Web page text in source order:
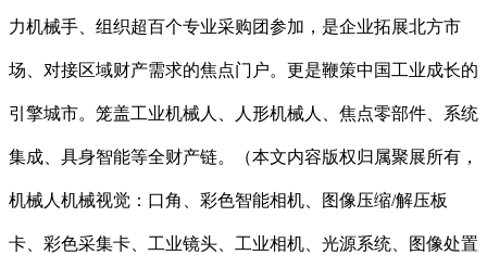
力机械手、组织超百个专业采购团参加，是企业拓展北方市
场、对接区域财产需求的焦点门户。更是鞭策中国工业成长的
引擎城市。笼盖工业机械人、人形机械人、焦点零部件、系统
集成、具身智能等全财产链。（本文内容版权归属聚展所有，
机械人机械视觉：口角、彩色智能相机、图像压缩/解压板
卡、彩色采集卡、工业镜头、工业相机、光源系统、图像处置